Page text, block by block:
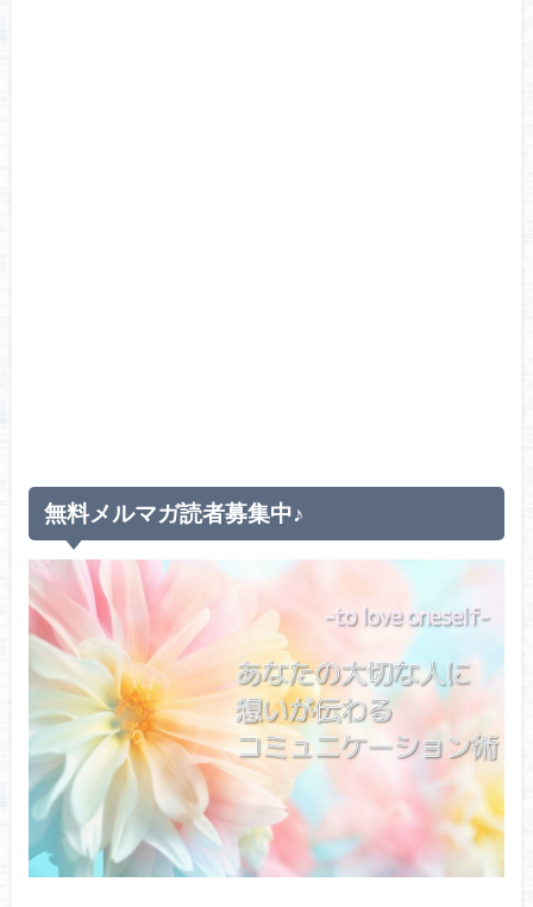
無料メルマガ読者募集中♪